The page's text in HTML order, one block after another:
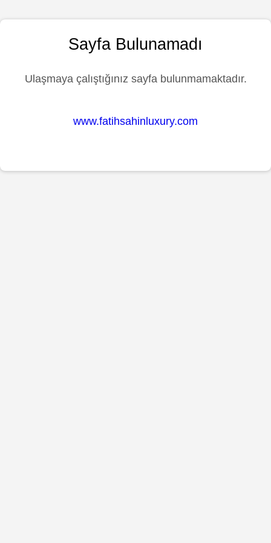
Sayfa Bulunamadı
Ulaşmaya çalıştığınız sayfa bulunmamaktadır.
www.fatihsahinluxury.com